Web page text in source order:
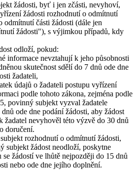
žádosti, byť i jen zčásti, nevyhoví,
žádosti rozhodnutí o odmítnutí
odmítnutí části žádosti (dále jen
žádosti"), s výjimkou případů, kdy
odloží, pokud:
informace nevztahují k jeho působnosti
skutečnost sdělí do 7 dnů ode dne
žadateli,
údajů o žadateli postupu vyřízení
podle tohoto zákona, zejména podle
povinný subjekt vyzval žadatele
ode dne podání žádosti, aby žádost
žadatel nevyhověl této výzvě do 30 dnů
doručení.
rozhodnutí o odmítnutí žádosti,
subjekt žádost neodloží, poskytne
žádostí ve lhůtě nejpozději do 15 dnů
nebo ode dne jejího doplnění.